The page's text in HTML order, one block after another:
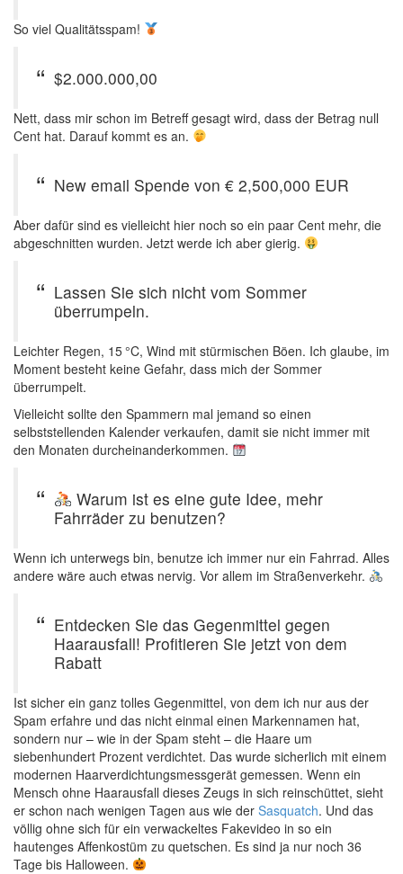
So viel Qualitätsspam!
$2.000.000,00
Nett, dass mir schon im Betreff gesagt wird, dass der Betrag null
Cent hat. Darauf kommt es an.
New email Spende von € 2,500,000 EUR
Aber dafür sind es vielleicht hier noch so ein paar Cent mehr, die
abgeschnitten wurden. Jetzt werde ich aber gierig.
Lassen Sie sich nicht vom Sommer
überrumpeln.
Leichter Regen, 15 °C, Wind mit stürmischen Böen. Ich glaube, im
Moment besteht keine Gefahr, dass mich der Sommer
überrumpelt.
Vielleicht sollte den Spammern mal jemand so einen
selbststellenden Kalender verkaufen, damit sie nicht immer mit
den Monaten durcheinanderkommen.
Warum ist es eine gute Idee, mehr
Fahrräder zu benutzen?
Wenn ich unterwegs bin, benutze ich immer nur ein Fahrrad. Alles
andere wäre auch etwas nervig. Vor allem im Straßenverkehr.
Entdecken Sie das Gegenmittel gegen
Haarausfall! Profitieren Sie jetzt von dem
Rabatt
Ist sicher ein ganz tolles Gegenmittel, von dem ich nur aus der
Spam erfahre und das nicht einmal einen Markennamen hat,
sondern nur – wie in der Spam steht – die Haare um
siebenhundert Prozent verdichtet. Das wurde sicherlich mit einem
modernen Haarverdichtungsmessgerät gemessen. Wenn ein
Mensch ohne Haarausfall dieses Zeugs in sich reinschüttet, sieht
er schon nach wenigen Tagen aus wie der Sasquatch. Und das
völlig ohne sich für ein verwackeltes Fakevideo in so ein
hautenges Affenkostüm zu quetschen. Es sind ja nur noch 36
Tage bis Halloween.